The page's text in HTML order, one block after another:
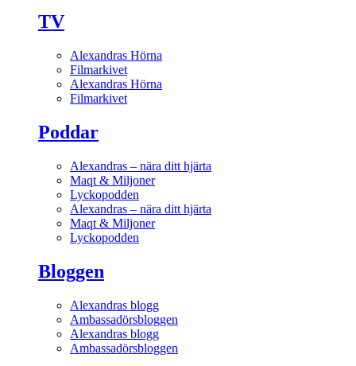
TV
Alexandras Hörna
Filmarkivet
Alexandras Hörna
Filmarkivet
Poddar
Alexandras – nära ditt hjärta
Maqt & Miljoner
Lyckopodden
Alexandras – nära ditt hjärta
Maqt & Miljoner
Lyckopodden
Bloggen
Alexandras blogg
Ambassadörsbloggen
Alexandras blogg
Ambassadörsbloggen